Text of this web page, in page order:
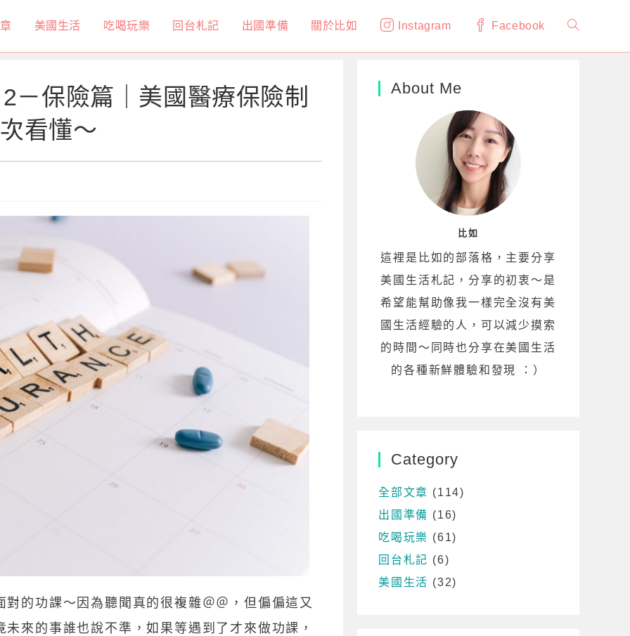
美國生活 吃喝玩樂 回台札記 出國準備 關於比如 Instagram Facebook Toggle
－保險篇｜美國醫療保險制
看懂～
的功課～因為聽聞真的很複雜＠＠，但偏偏這又
來的事誰也說不準，如果等遇到了才來做功課，
About Me
比如
這裡是比如的部落格，主要分享
美國生活札記，分享的初衷～是
希望能幫助像我一樣完全沒有美
國生活經驗的人，可以減少摸索
的時間～同時也分享在美國生活
的各種新鮮體驗和發現 ：）
Category
全部文章 (114)
出國準備 (16)
吃喝玩樂 (61)
回台札記 (6)
美國生活 (32)